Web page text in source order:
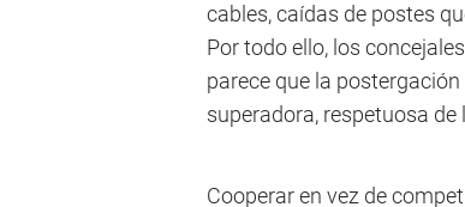
cables, caídas de postes
Por todo ello, los
parece que la
superadora, respetuosa
Cooperar en vez de